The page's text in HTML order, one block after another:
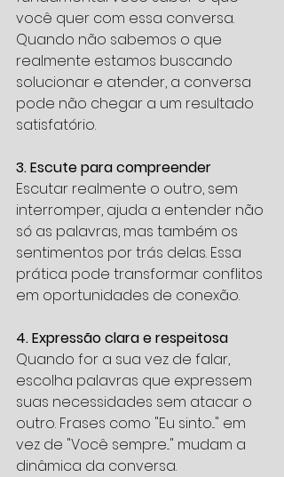
você quer com essa conversa.
Quando não sabemos o que
realmente estamos buscando
solucionar e atender, a conversa
pode não chegar a um resultado
satisfatório.
3. Escute para compreender
Escutar realmente o outro, sem
interromper, ajuda a entender não
só as palavras, mas também os
sentimentos por trás delas. Essa
prática pode transformar conflitos
em oportunidades de conexão.
4. Expressão clara e respeitosa
Quando for a sua vez de falar,
escolha palavras que expressem
suas necessidades sem atacar o
outro. Frases como "Eu sinto..." em
vez de "Você sempre..." mudam a
dinâmica da conversa.